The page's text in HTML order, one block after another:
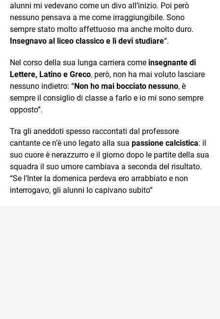
alunni mi vedevano come un divo all’inizio. Poi però
nessuno pensava a me come irraggiungibile. Sono
sempre stato molto affettuoso ma anche molto duro.
Insegnavo al liceo classico e lì devi studiare“.
Nel corso della sua lunga carriera come insegnante di
Lettere, Latino e Greco, però, non ha mai voluto lasciare
nessuno indietro: “Non ho mai bocciato nessuno, è
sempre il consiglio di classe a farlo e io mi sono sempre
opposto”.
Tra gli aneddoti spesso raccontati dal professore
cantante ce n’è uno legato alla sua passione calcistica: il
suo cuore è nerazzurro e il giorno dopo le partite della sua
squadra il suo umore cambiava a seconda del risultato.
“Se l’Inter la domenica perdeva ero arrabbiato e non
interrogavo, gli alunni lo capivano subito”